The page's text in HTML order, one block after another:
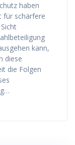
haben
für schärfere
kann,
diese
die Folgen